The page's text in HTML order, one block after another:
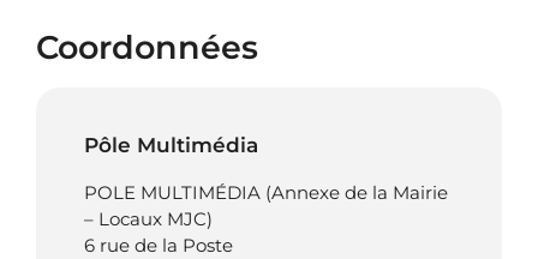
Coordonnées
Pôle Multimédia
POLE MULTIMÉDIA (Annexe de la Mairie
– Locaux MJC)
6 rue de la Poste